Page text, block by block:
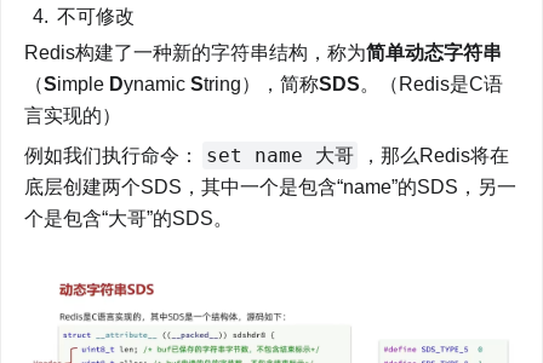
不可修改
Redis构建了一种新的字符串结构，称为简单动态字符串
（Simple Dynamic String），简称SDS。（Redis是C语
言实现的）
例如我们执行命令：
set name 大哥
，那么Redis将在
底层创建两个SDS，其中一个是包含“name”的SDS，另一
个是包含“大哥”的SDS。